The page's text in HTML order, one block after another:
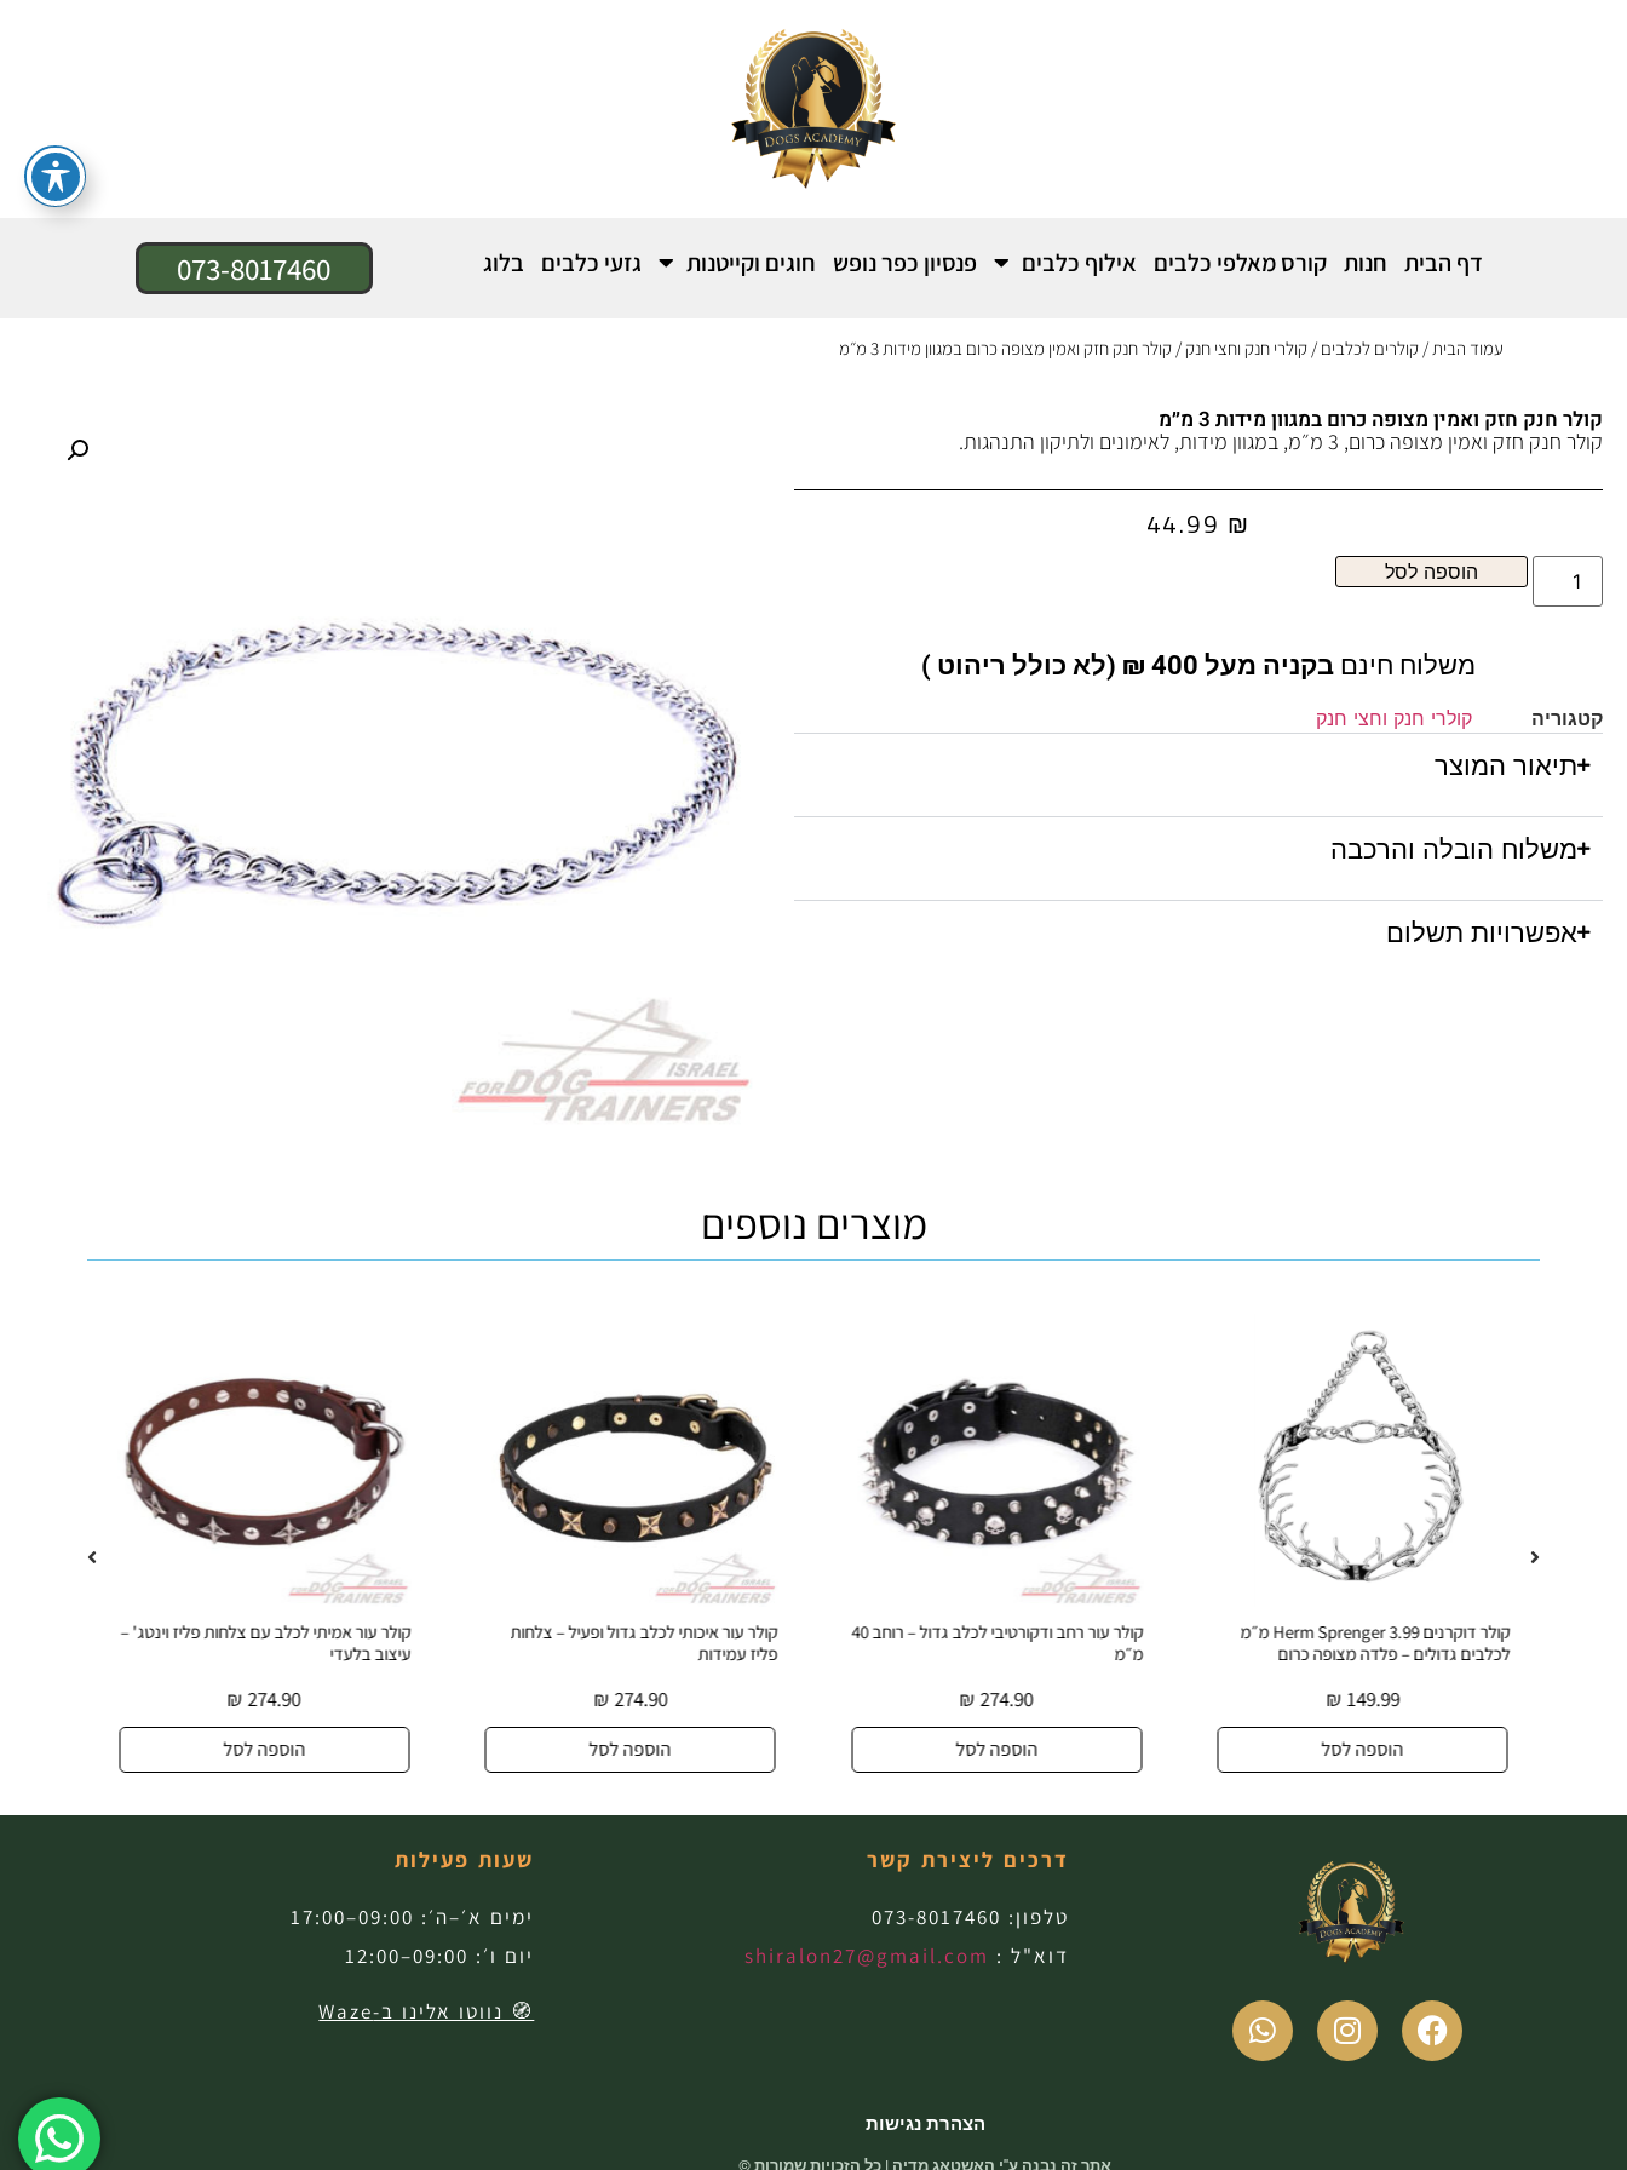
דף הבית חנות קורס מאלפי כלבים אילוף כלבים פנסיון כפר נופש חוגים וקייטנות גזעי כלבים בלוג 073-8017460
עמוד הבית / קולרים לכלבים / קולרי חנק וחצי חנק / קולר חנק חזק ואמין מצופה כרום במגוון מידות 3 מ״מ
קולר חנק חזק ואמין מצופה כרום במגוון מידות 3 מ״מ
קולר חנק חזק ואמין מצופה כרום, 3 מ״מ, במגוון מידות, לאימונים ולתיקון התנהגות.
44.99 ₪
הוספה לסל
משלוח חינם בקניה מעל 400 ₪ (לא כולל ריהוט )
קטגוריה קולרי חנק וחצי חנק
תיאור המוצר
משלוח הובלה והרכבה
אפשרויות תשלום
מוצרים נוספים
קולר דוקרנים Herm Sprenger 3.99 מ״מ
לכלבים גדולים – פלדה מצופה כרום
149.99
₪
הוספה לסל
קולר עור רחב ודקורטיבי לכלב גדול – רוחב 40
מ״מ
274.90
₪
הוספה לסל
קולר עור איכותי לכלב גדול ופעיל – צלחות
פליז עמידות
274.90
₪
הוספה לסל
קולר עור אמיתי לכלב עם צלחות פליז וינטג' –
עיצוב בלעדי
274.90
₪
הוספה לסל
דרכים ליצירת קשר
טלפון: 073-8017460
דוא"ל : shiralon27@gmail.com
שעות פעילות
ימים א׳–ה׳: 09:00–17:00
יום ו׳: 09:00–12:00
🧭 נווטו אלינו ב-Waze
הצהרת נגישות
אתר זה נבנה ע"י האשטאג מדיה | כל הזכויות שמורות ©